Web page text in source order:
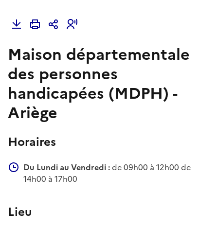
Maison départementale
des personnes
handicapées (MDPH) -
Ariège
Horaires
Du Lundi au Vendredi :de 09h00 à 12h00 de
14h00 à 17h00
Lieu